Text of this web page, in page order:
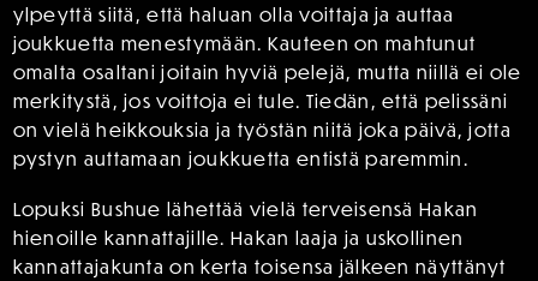
ylpeyttä siitä, että haluan olla voittaja ja auttaa
joukkuetta menestymään. Kauteen on mahtunut
omalta osaltani joitain hyviä pelejä, mutta niillä ei ole
merkitystä, jos voittoja ei tule. Tiedän, että pelissäni
on vielä heikkouksia ja työstän niitä joka päivä, jotta
pystyn auttamaan joukkuetta entistä paremmin.
Lopuksi Bushue lähettää vielä terveisensä Hakan
hienoille kannattajille. Hakan laaja ja uskollinen
kannattajakunta on kerta toisensa jälkeen näyttänyt